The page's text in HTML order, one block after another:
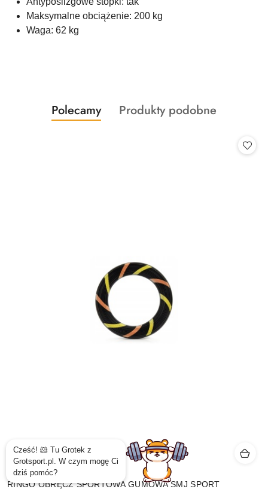
Maksymalne obciążenie: 200 kg
Waga: 62 kg
Pomiń karuzelę produktów
Produkty
o
Polecamy
Produkty
Produkty podobne
RINGO OBRĘCZ SPORTOWA GUMOWA SMJ SPORT